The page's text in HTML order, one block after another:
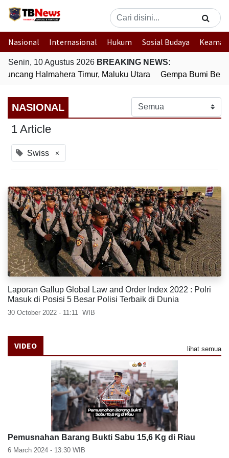
Nasional Internasional Hukum Sosial Budaya
Senin, 10 Agustus 2026 BREAKING NEWS:
Halmahera Timur, Maluku Utara
Gempa Bumi
NASIONAL
1 Article
Swiss ×
Laporan Gallup Global Law and Order Index 2022 : Polri
Masuk di Posisi 5 Besar Polisi Terbaik di Dunia
30 October 2022 - 11:11 WIB
VIDEO lihat semua
Pemusnahan Barang Bukti Sabu 15,6 Kg di Riau
6 March 2024 - 13:30 WIB